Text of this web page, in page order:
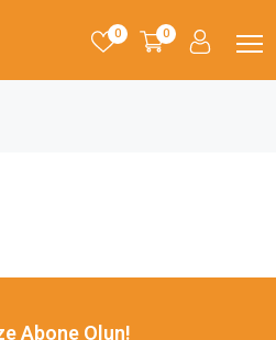
0 0
Abone Olun!